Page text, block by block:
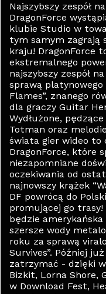
Najszybszy zespół
DragonForce
klubie Studio w
tym samym zagrają
kraju! DragonForce
ekstremalnego
najszybszy zespół
sprawą platynowego
Flames”, znanego
dla graczy Guitar
Wydłużone,
Totman oraz
świata gier wideo to
DragonForce, które
niezapomniane
oczekiwania od
najnowszy krążek
DF powrócą do
promującej go
będzie
szersze wody
roku za sprawą
Survives”. Później
zatrzymać - dzięki
Bizkit, Lorna Shore,
w Download Fest,